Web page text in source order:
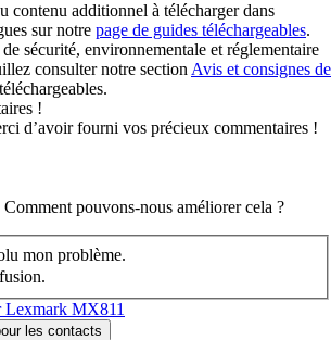
contenu additionnel à télécharger dans
sur notre page de guides téléchargeables.
sécurité, environnementale et réglementaire
consulter notre section Avis et consignes de
!
d’avoir fourni vos précieux commentaires !
Comment pouvons-nous améliorer cela ?
mon problème.
Lexmark MX811
les contacts